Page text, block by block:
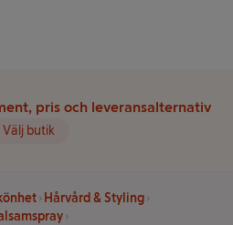
pris och leveransalternativ
Välj butik
Hårvård & Styling